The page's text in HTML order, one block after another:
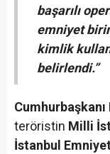
başarılı
emniyet
kimlik
belirlendi.”
Cumhurbaşkanı
teröristin Milli
İstanbul